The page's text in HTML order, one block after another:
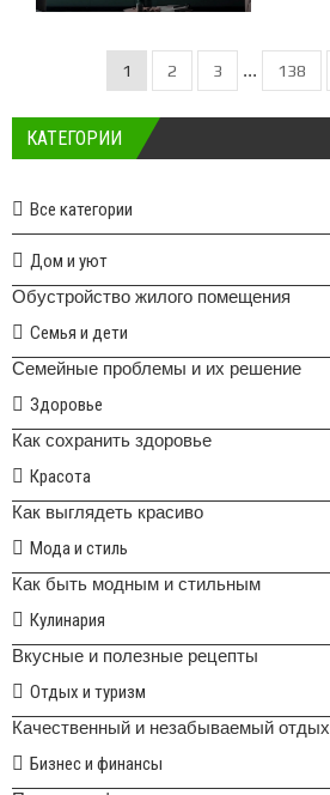
1 2 3 ... 138
КАТЕГОРИИ
Все категории
Дом и уют
Обустройство жилого помещения
Семья и дети
Семейные проблемы и их решение
Здоровье
Как сохранить здоровье
Красота
Как выглядеть красиво
Мода и стиль
Как быть модным и стильным
Кулинария
Вкусные и полезные рецепты
Отдых и туризм
Качественный и незабываемый отдых
Бизнес и финансы